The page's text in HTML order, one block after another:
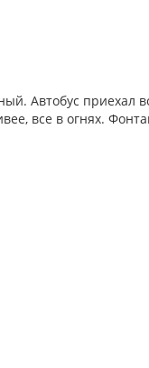
Автобус приехал
все в огнях.